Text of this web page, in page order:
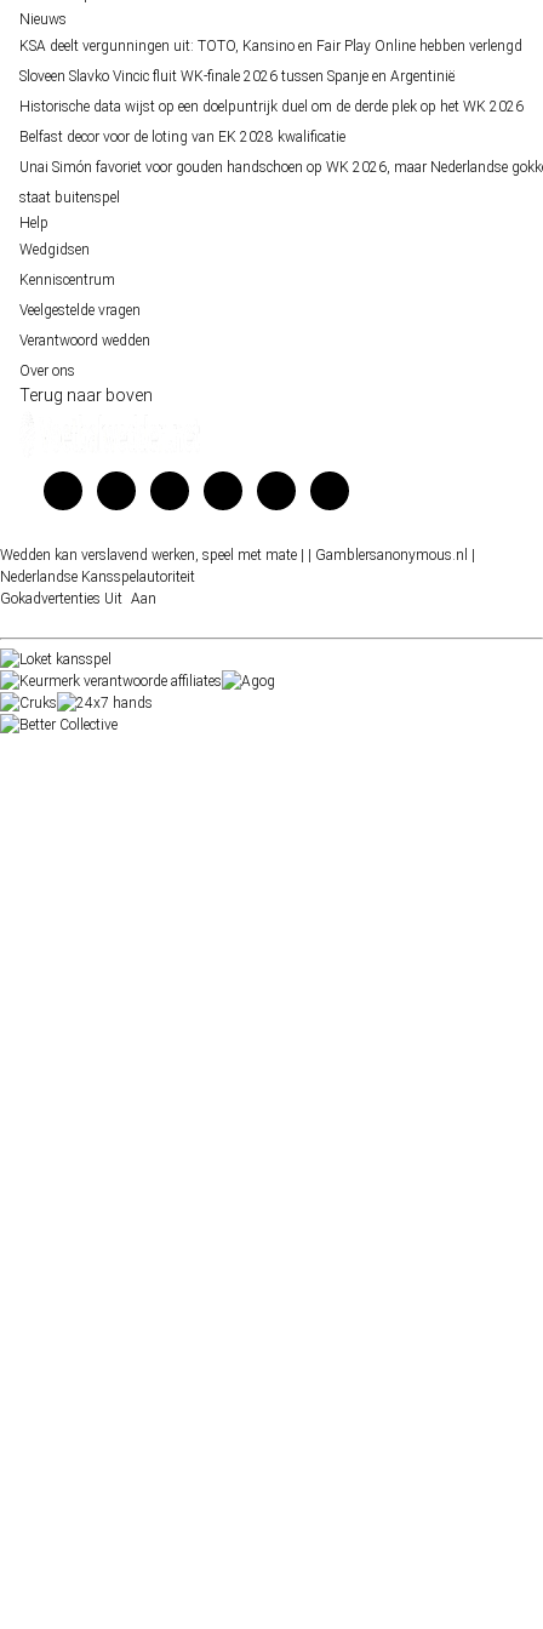
Nieuws
KSA deelt vergunningen uit: TOTO, Kansino en Fair Play Online hebben verlengd
Sloveen Slavko Vincic fluit WK-finale 2026 tussen Spanje en Argentinië
Historische data wijst op een doelpuntrijk duel om de derde plek op het WK 2026
Belfast decor voor de loting van EK 2028 kwalificatie
Unai Simón favoriet voor gouden handschoen op WK 2026, maar Nederlandse
staat buitenspel
Help
Wedgidsen
Kenniscentrum
Veelgestelde vragen
Verantwoord wedden
Over ons
Terug naar boven
Wedden kan verslavend werken, speel met mate | | Gamblersanonymous.nl |
Nederlandse Kansspelautoriteit
Gokadvertenties Uit Aan